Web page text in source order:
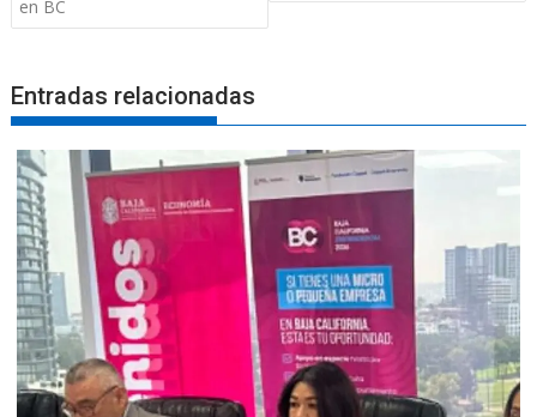
en BC
Entradas relacionadas